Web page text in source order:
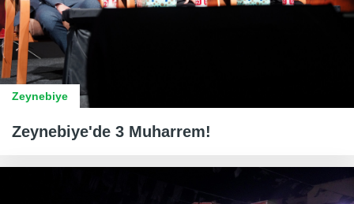
Zeynebiye
Zeynebiye'de 3 Muharrem!